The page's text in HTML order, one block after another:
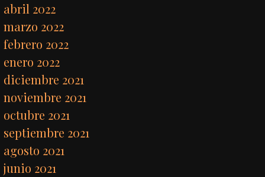
abril 2022
marzo 2022
febrero 2022
enero 2022
diciembre 2021
noviembre 2021
octubre 2021
septiembre 2021
agosto 2021
junio 2021